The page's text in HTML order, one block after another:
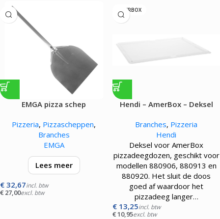
EMGA pizza schep
Pizzeria, Pizzascheppen,
Branches
EMGA
Lees meer
geanodiseerd, met aluminium
€ 32,67incl. btw
€ 27,00excl. btw
AMERBOX
Hendi – AmerBox – Deksel
Branches, Pizzeria
Hendi
Deksel voor AmerBox
pizzadeegdozen, geschikt voor
modellen 880906, 880913 en
880920. Het sluit de doos
goed af waardoor het
pizzadeeg langer…
€ 13,25incl. btw
€10,95excl. btw